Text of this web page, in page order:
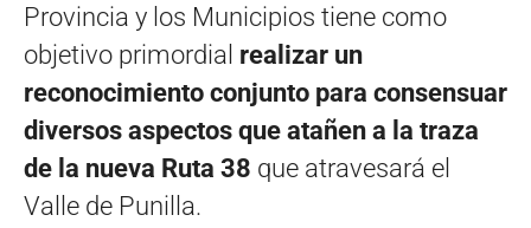
Provincia y los Municipios tiene como
objetivo primordial realizar un
reconocimiento conjunto para consensuar
diversos aspectos que atañen a la traza
de la nueva Ruta 38 que atravesará el
Valle de Punilla.